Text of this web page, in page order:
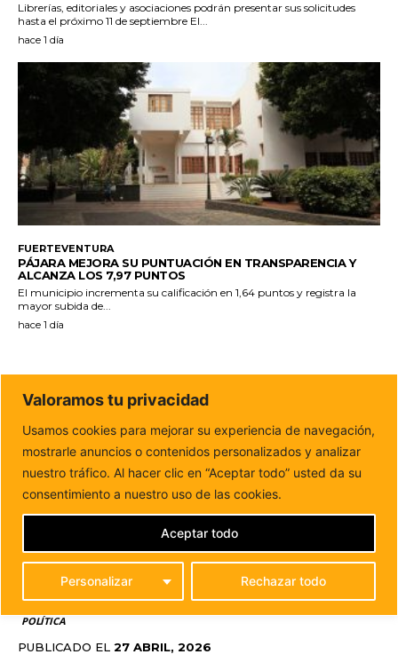
Librerías, editoriales y asociaciones podrán presentar sus solicitudes
hasta el próximo 11 de septiembre El...
hace 1 día
FUERTEVENTURA
PÁJARA MEJORA SU PUNTUACIÓN EN TRANSPARENCIA Y
ALCANZA LOS 7,97 PUNTOS
El municipio incrementa su calificación en 1,64 puntos y registra la
mayor subida de...
hace 1 día